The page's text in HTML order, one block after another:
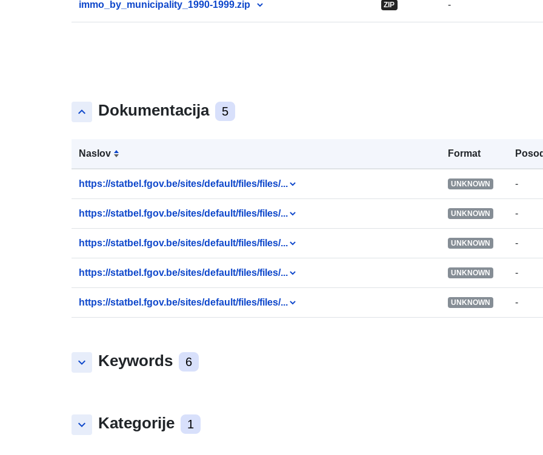
immo_by_municipality_1990-1999.zip ZIP -
keyboard_arrow_up Dokumentacija 5
Naslov Format
https://statbel.fgov.be/sites/default/files/files/... UNKNOWN -
https://statbel.fgov.be/sites/default/files/files/... UNKNOWN -
https://statbel.fgov.be/sites/default/files/files/... UNKNOWN -
https://statbel.fgov.be/sites/default/files/files/... UNKNOWN -
https://statbel.fgov.be/sites/default/files/files/... UNKNOWN -
keyboard_arrow_down Keywords 6
keyboard_arrow_down Kategorije 1
Kontaktne
Katalogski
Identifikatorji: